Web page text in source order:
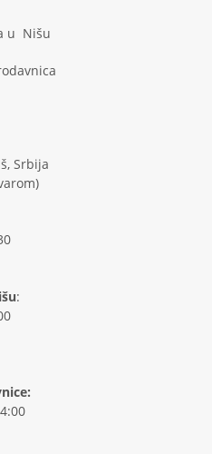
u Nišu
Srbija
: